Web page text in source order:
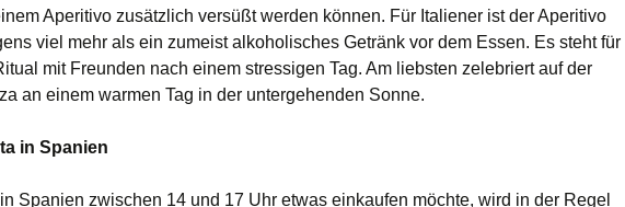
Aperitivo zusätzlich versüßt werden können. Für Italiener ist der Aperitivo
viel mehr als ein zumeist alkoholisches Getränk vor dem Essen. Es steht für
mit Freunden nach einem stressigen Tag. Am liebsten zelebriert auf der
an einem warmen Tag in der untergehenden Sonne.
in Spanien
Spanien zwischen 14 und 17 Uhr etwas einkaufen möchte, wird in der Regel